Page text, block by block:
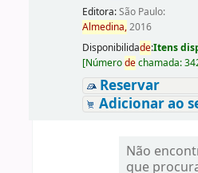
Editora:São Paulo:
Almedina,2016
Disponibilidade:Itens
[Númerodechamada:
Reservar
Adicionar ao
Não
que